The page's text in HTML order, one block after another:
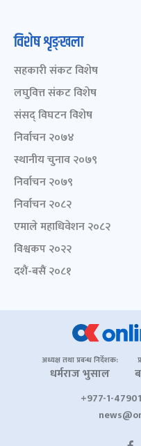
विशेष शृङ्खला
सहकारी संकट विशेष
लघुवित्त संकट विशेष
संसद् विघटन विशेष
निर्वाचन २०७४
स्थानीय चुनाव २०७९
निर्वाचन २०७९
निर्वाचन २०८२
एमाले महाधिवेशन २०८२
विश्वकप २०२२
दशैं-बसैं २०८१
अध्यक्ष तथा प्रबन्ध निर्देशक:
धर्मराज भुसाल
+977-1-